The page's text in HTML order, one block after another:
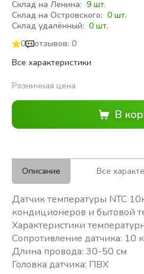
Склад на Ленина: 9 шт.
Склад на Островского: 0 шт.
Склад удалённый: 0 шт.
0
отзывов: 0
Все характеристики
Розничная цена
Описание Все
Датчик температуры NTC
кондиционеров и бытовой
Характеристики
Сопротивление датчика: 10
Длина провода: 30-50 см
Головка датчика: ПВХ